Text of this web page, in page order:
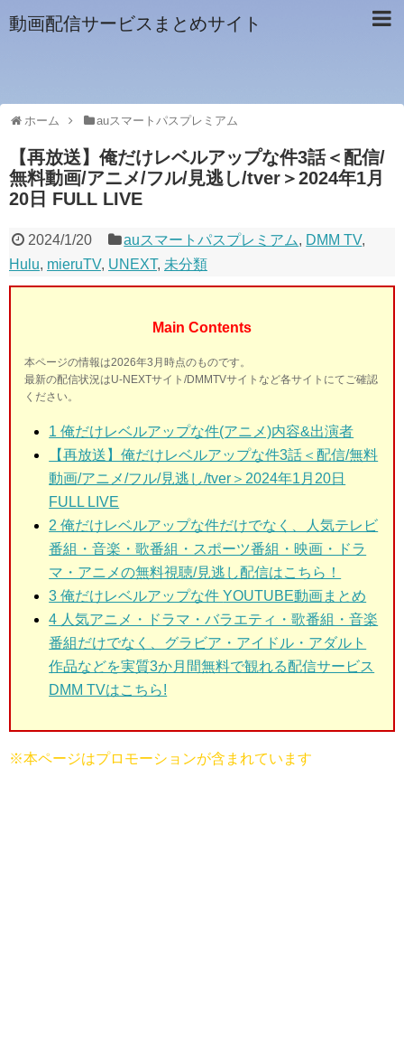
動画配信サービスまとめサイト
ホーム auスマートパスプレミアム
【再放送】俺だけレベルアップな件3話＜配信/
無料動画/アニメ/フル/見逃し/tver＞2024年1月
20日 FULL LIVE
2024/1/20 auスマートパスプレミアム, DMM TV,
Hulu, mieruTV, UNEXT, 未分類
Main Contents
本ページの情報は2026年3月時点のものです。
最新の配信状況はU-NEXTサイト/DMMTVサイトなど各サイトにてご確認
ください。
1 俺だけレベルアップな件(アニメ)内容&出演者
【再放送】俺だけレベルアップな件3話＜配信/無料
動画/アニメ/フル/見逃し/tver＞2024年1月20日
FULL LIVE
2 俺だけレベルアップな件だけでなく、人気テレビ
番組・音楽・歌番組・スポーツ番組・映画・ドラ
マ・アニメの無料視聴/見逃し配信はこちら！
3 俺だけレベルアップな件YOUTUBE動画まとめ
4 人気アニメ・ドラマ・バラエティ・歌番組・音楽
番組だけでなく、グラビア・アイドル・アダルト
作品などを実質3か月間無料で観れる配信サービス
DMM TVはこちら!
※本ページはプロモーションが含まれています